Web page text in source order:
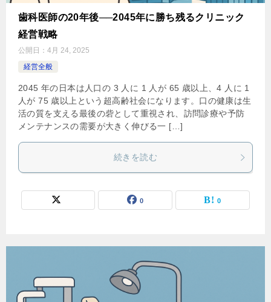
歯科医師の20年後──2045年に勝ち残るクリニック
経営戦略
公開日： 4月 24, 2025
経営全般
2045 年の日本は人口の 3 人に 1 人が 65 歳以上、4 人に 1
人が 75 歳以上という超高齢社会になります。口の健康は生
活の質を支える最後の砦として重視され、訪問診療や予防
メンテナンスの需要が大きく伸びる一 […]
続きを読む
0 0